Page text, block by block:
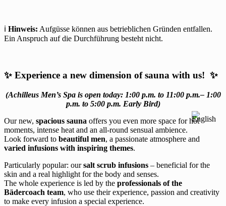
ℹ️ Hinweis: Aufgüsse können aus betrieblichen Gründen entfallen.
Ein Anspruch auf die Durchführung besteht nicht.
✨ Experience a new dimension of sauna with us! ✨
(Achilleus Men’s Spa is open today: 1:00 p.m. to 11:00 p.m.– 1:00
p.m. to 5:00 p.m. Early Bird)
Our new, spacious sauna offers you even more space for hot
moments, intense heat and an all-round sensual ambience.
Look forward to beautiful men, a passionate atmosphere and
varied infusions with inspiring themes.
Particularly popular: oursalt scrub infusions – beneficial for the
skin and a real highlight for the body and senses.
The whole experience is led by the professionals of the
Bädercoach team, who use their experience, passion and creativity
to make every infusion a special experience.